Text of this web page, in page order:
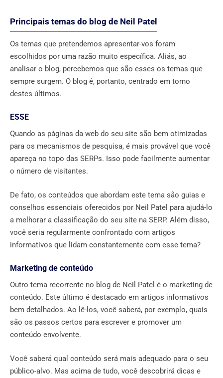
Principais temas do blog de Neil Patel
Os temas que pretendemos apresentar-vos foram
escolhidos por uma razão muito específica. Aliás, ao
analisar o blog, percebemos que são esses os temas que
sempre surgem. O blog é, portanto, centrado em torno
destes últimos.
ESSE
Quando as páginas da web do seu site são bem otimizadas
para os mecanismos de pesquisa, é mais provável que você
apareça no topo das SERPs. Isso pode facilmente aumentar
o número de visitantes.
De fato, os conteúdos que abordam este tema são guias e
conselhos essenciais oferecidos por Neil Patel para ajudá-lo
a melhorar a classificação do seu site na SERP. Além disso,
você seria regularmente confrontado com artigos
informativos que lidam constantemente com esse tema?
Marketing de conteúdo
Outro tema recorrente no blog de Neil Patel é o marketing de
conteúdo. Este último é destacado em artigos informativos
bem detalhados. Ao lê-los, você saberá, por exemplo, quais
são os passos certos para escrever e promover um
conteúdo envolvente.
Você saberá qual conteúdo será mais adequado para o seu
público-alvo. Mas acima de tudo, você descobrirá dicas e